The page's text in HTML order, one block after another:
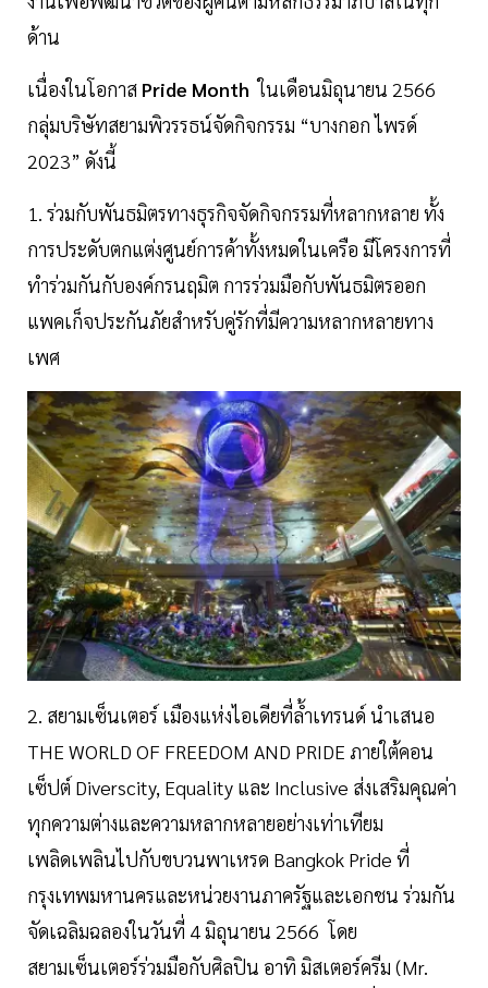
ด้าน
เนื่องในโอกาส Pride Month ในเดือนมิถุนายน 2566
กลุ่มบริษัทสยามพิวรรธน์จัดกิจกรรม “บางกอก ไพรด์
2023” ดังนี้
1. ร่วมกับพันธมิตรทางธุรกิจจัดกิจกรรมที่หลากหลาย ทั้ง
การประดับตกแต่งศูนย์การค้าทั้งหมดในเครือ มีโครงการที่
ทำร่วมกันกับองค์กรนฤมิต การร่วมมือกับพันธมิตรออก
แพคเก็จประกันภัยสำหรับคู่รักที่มีความหลากหลายทาง
เพศ
2. สยามเซ็นเตอร์ เมืองแห่งไอเดียที่ล้ำเทรนด์ นำเสนอ
THE WORLD OF FREEDOM AND PRIDE ภายใต้คอน
เซ็ปต์ Diverscity, Equality และ Inclusive ส่งเสริมคุณค่า
ทุกความต่างและความหลากหลายอย่างเท่าเทียม
เพลิดเพลินไปกับขบวนพาเหรด Bangkok Pride ที่
กรุงเทพมหานครและหน่วยงานภาครัฐและเอกชน ร่วมกัน
จัดเฉลิมฉลองในวันที่ 4 มิถุนายน 2566 โดย
สยามเซ็นเตอร์ร่วมมือกับศิลปิน อาทิ มิสเตอร์ครีม (Mr.